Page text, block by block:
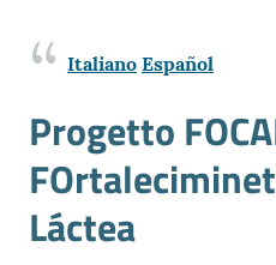
Promozione
e
Innovazione
Italiano Español
Progetto
Láctea